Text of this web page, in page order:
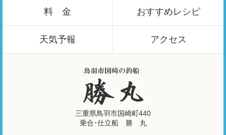
料 金 おすすめレシピ
天気予報 アクセス
三重県鳥羽市国崎町440
乗合･仕立船 勝 丸